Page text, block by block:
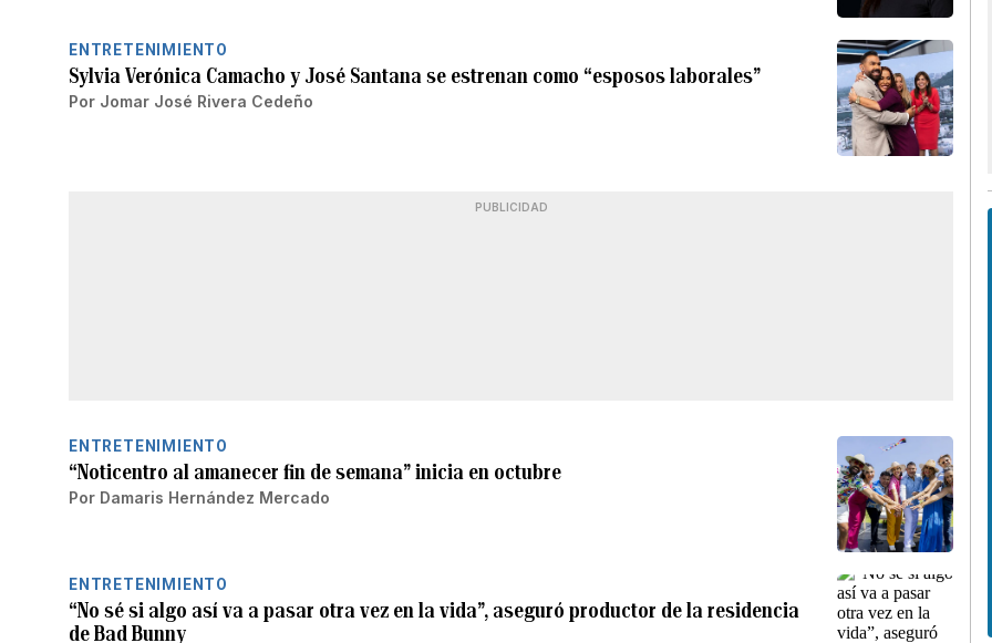
ENTRETENIMIENTO
Sylvia Verónica Camacho y José Santana se estrenan como “esposos laborales”
Por Jomar José Rivera Cedeño
PUBLICIDAD
ENTRETENIMIENTO
“Noticentro al amanecer fin de semana” inicia en octubre
Por Damaris Hernández Mercado
ENTRETENIMIENTO
“No sé si algo así va a pasar otra vez en la vida”, aseguró productor de la residencia
de Bad Bunny